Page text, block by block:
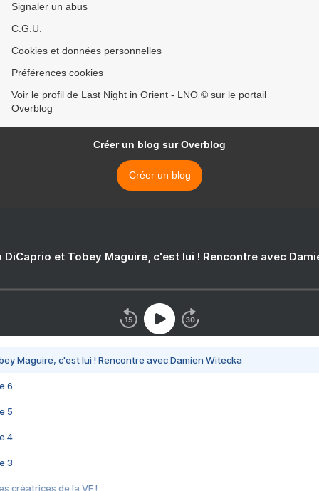
Signaler un abus
C.G.U.
Cookies et données personnelles
Préférences cookies
Voir le profil de Last Night in Orient - LNO © sur le portail
Overblog
Créer un blog sur Overblog
Créer un blog
DiCaprio et Tobey Maguire, c'est lui ! Rencontre avec
Maguire, c'est lui ! Rencontre avec Damien Witecka
6
5
4
3
créatrices de la VF !